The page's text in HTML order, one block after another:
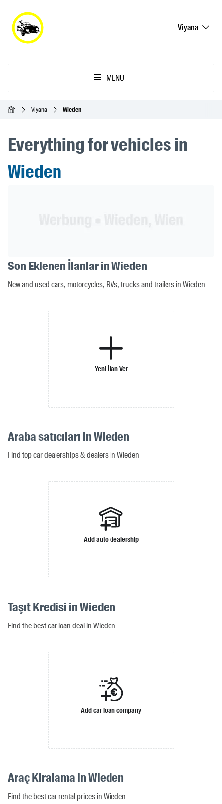
Viyana
MENU
Ana SayfaViyana Wieden
Everything for vehicles in
Wieden
Son Eklenen İlanlar in Wieden
New and used cars, motorcycles, RVs, trucks and trailers in Wieden
Yeni İlan Ver
Araba satıcıları in Wieden
Find top car dealerships & dealers in Wieden
Add auto dealership
Taşıt Kredisi in Wieden
Find the best car loan deal in Wieden
Add car loan company
Araç Kiralama in Wieden
Find the best car rental prices in Wieden